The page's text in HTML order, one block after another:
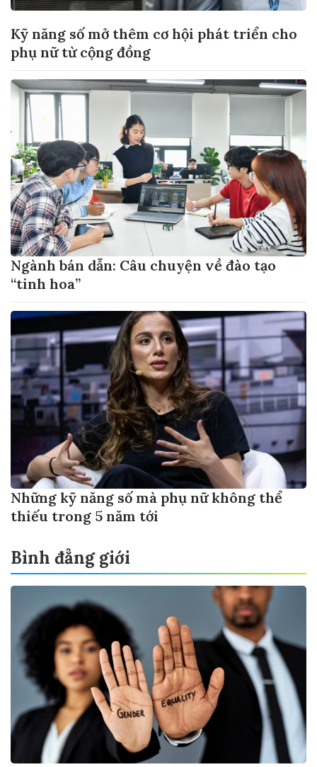
Kỹ năng số mở thêm cơ hội phát triển cho
phụ nữ từ cộng đồng
Ngành bán dẫn: Câu chuyện về đào tạo
“tinh hoa”
Những kỹ năng số mà phụ nữ không thể
thiếu trong 5 năm tới
Bình đẳng giới